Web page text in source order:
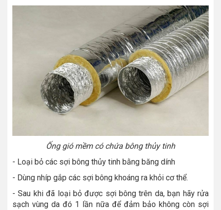
Ống gió mềm có chứa bông thủy tinh
- Loại bỏ các sợi bông thủy tinh bằng băng dính
- Dùng nhíp gắp các sợi bông khoáng ra khỏi cơ thể.
- Sau khi đã loại bỏ được sợi bông trên da, bạn hãy rửa
sạch vùng da đó 1 lần nữa để đảm bảo không còn sợi